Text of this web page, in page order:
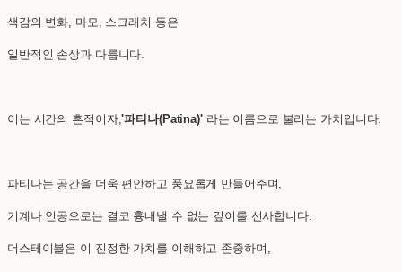
색감의 변화, 마모, 스크래치 등은
일반적인 손상과 다릅니다.
이는 시간의 흔적이자,'파티나(Patina)'라는 이름으로 불리는 가치입니다.
파티나는 공간을 더욱 편안하고 풍요롭게 만들어주며,
기계나 인공으로는 결코 흉내낼 수 없는 깊이를 선사합니다.
더스테이블은 이 진정한 가치를 이해하고 존중하며,